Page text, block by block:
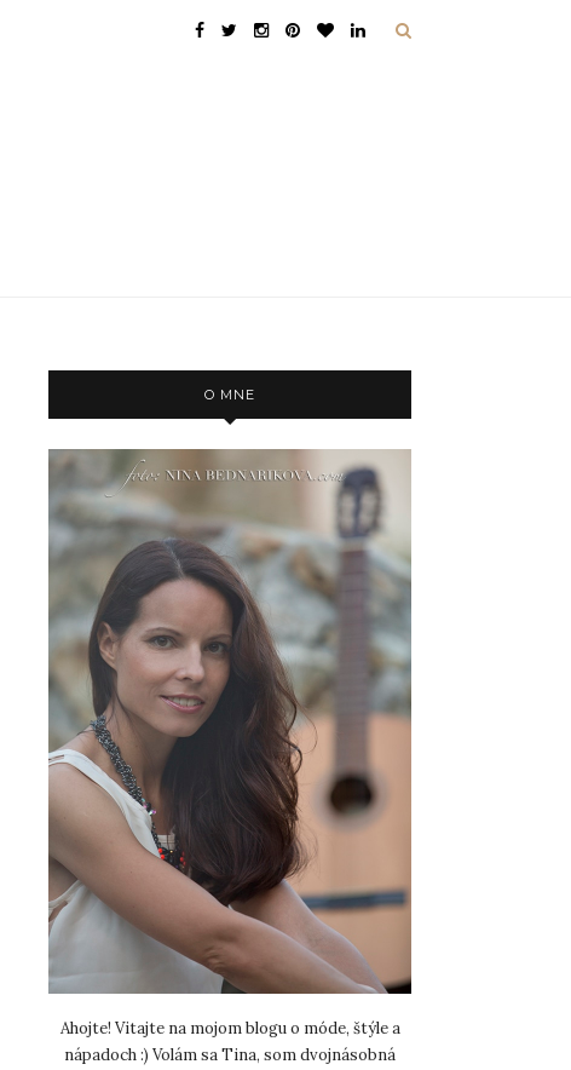
O MNE
Ahojte! Vitajte na mojom blogu o móde, štýle a
nápadoch :) Volám sa Tina, som dvojnásobná